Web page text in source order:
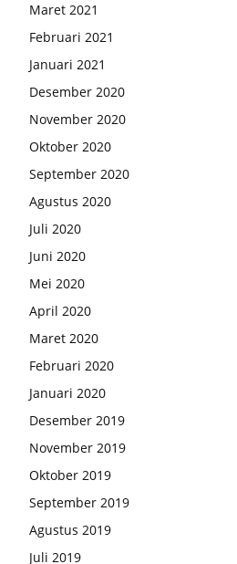
Maret 2021
Februari 2021
Januari 2021
Desember 2020
November 2020
Oktober 2020
September 2020
Agustus 2020
Juli 2020
Juni 2020
Mei 2020
April 2020
Maret 2020
Februari 2020
Januari 2020
Desember 2019
November 2019
Oktober 2019
September 2019
Agustus 2019
Juli 2019